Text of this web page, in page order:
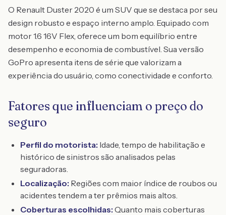
O Renault Duster 2020 é um SUV que se destaca por seu
design robusto e espaço interno amplo. Equipado com
motor 1.6 16V Flex, oferece um bom equilíbrio entre
desempenho e economia de combustível. Sua versão
GoPro apresenta itens de série que valorizam a
experiência do usuário, como conectividade e conforto.
Fatores que influenciam o preço do
seguro
Perfil do motorista: Idade, tempo de habilitação e
histórico de sinistros são analisados pelas
seguradoras.
Localização: Regiões com maior índice de roubos ou
acidentes tendem a ter prêmios mais altos.
Coberturas escolhidas: Quanto mais coberturas